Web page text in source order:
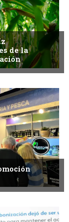
de la